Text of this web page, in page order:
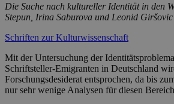
Die Suche nach kultureller Identität in den
Stepun, Irina Saburova und Leonid Giršovic
Schriften zur Kulturwissenschaft
Mit der Untersuchung der
Schriftsteller-Emigranten in Deutschland
Forschungsdesiderat entsprochen, da bis
nur sehr wenige Analysen für diesen